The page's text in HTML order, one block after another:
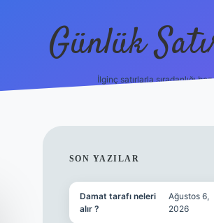
Günlük
İlginç satırlarla sıradanlığı boz.
SIDEBAR
SON YAZILAR
Damat tarafı neleri
alır ?
Ağustos 6,
2026